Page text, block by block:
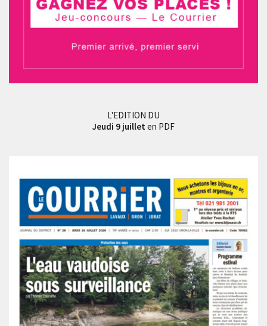
L'EDITION DU
Jeudi 9 juillet en PDF